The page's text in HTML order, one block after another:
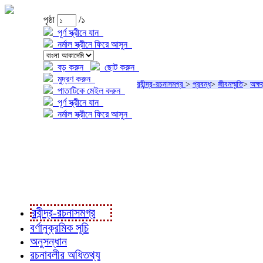
পৃষ্ঠা
/১
পূর্ণ স্ক্রীনে যান
নর্মাল স্ক্রীনে ফিরে আসুন
বড় করুন
ছোট করুন
মুদ্রণ করুন
পাতাটিকে মেইল করুন
পূর্ণ স্ক্রীনে যান
নর্মাল স্ক্রীনে ফিরে আসুন
রবীন্দ্র-রচনাসমগ্র > প্রবন্ধ> জীবনস্মৃতি>
রবীন্দ্র-রচনাসমগ্র
বর্ণানুক্রমিক সূচি
অনুসন্ধান
রচনাবলীর অধিতথ্য